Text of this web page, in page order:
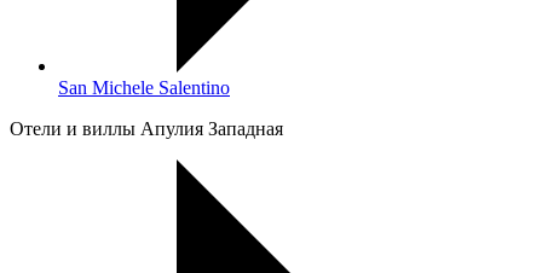
San Michele Salentino
Oтели и виллы Апулия Западная